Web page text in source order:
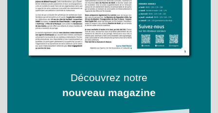
Découvrez notre
nouveau magazine